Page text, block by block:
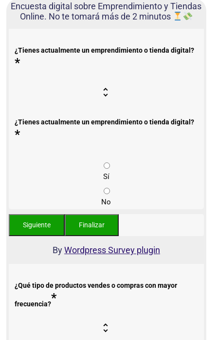
Encuesta digital sobre Emprendimiento y Tiendas
Online. No te tomará más de 2 minutos
¿Tienes actualmente un emprendimiento o tienda digital?
*
¿Tienes actualmente un emprendimiento o tienda digital?
*
Sí
No
ByWordpress Survey plugin
¿Qué tipo de productos vendes o compras con mayor
frecuencia?*